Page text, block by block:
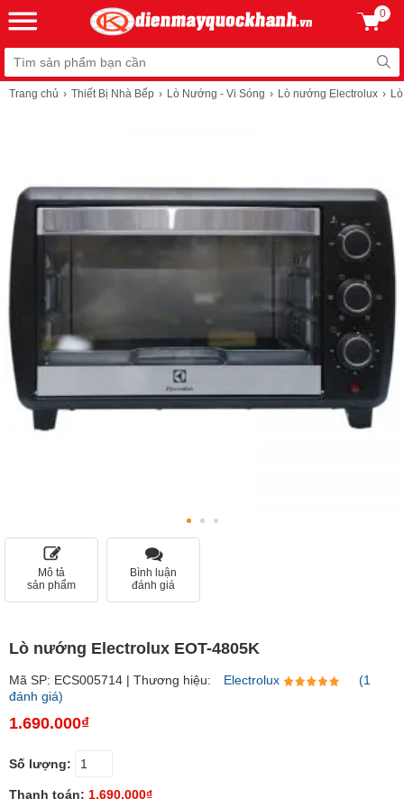
0
Trang chủ Thiết Bị Nhà Bếp Lò Nướng - Vi Sóng Lò nướng Electrolux
Mô tả
sản phẩm
Bình luận
đánh giá
Lò nướng Electrolux EOT-4805K
Mã SP: ECS005714 | Thương hiệu: Electrolux
(1
đánh giá)
1.690.000₫
Số lượng:
Thanh toán: 1.690.000₫